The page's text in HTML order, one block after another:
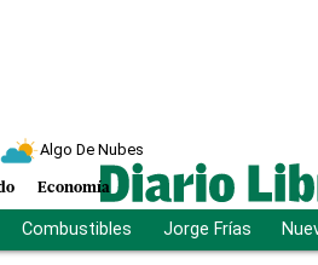
Algo De Nubes
Economía
Combustibles Jorge Frías